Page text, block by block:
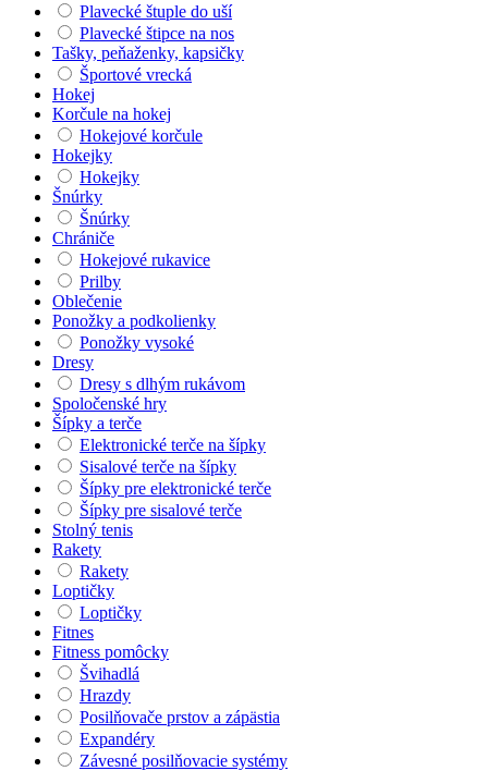
Plavecké štuple do uší
Plavecké štipce na nos
Tašky, peňaženky, kapsičky
Športové vrecká
Hokej
Korčule na hokej
Hokejové korčule
Hokejky
Hokejky
Šnúrky
Šnúrky
Chrániče
Hokejové rukavice
Prilby
Oblečenie
Ponožky a podkolienky
Ponožky vysoké
Dresy
Dresy s dlhým rukávom
Spoločenské hry
Šípky a terče
Elektronické terče na šípky
Sisalové terče na šípky
Šípky pre elektronické terče
Šípky pre sisalové terče
Stolný tenis
Rakety
Rakety
Loptičky
Loptičky
Fitnes
Fitness pomôcky
Švihadlá
Hrazdy
Posilňovače prstov a zápästia
Expandéry
Závesné posilňovacie systémy